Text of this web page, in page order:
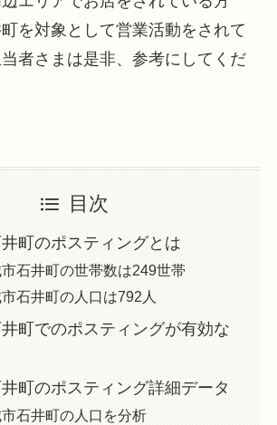
を対象として営業活動をされて
者さまは是非、参考にしてくだ
目次
町のポスティングとは
石井町の世帯数は249世帯
石井町の人口は792人
町でのポスティングが有効な
町のポスティング詳細データ
石井町の人口を分析